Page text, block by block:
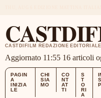
CASTDIFILM REDAZIONE EDITORIALE
Aggiornato 11:55 16 articoli
PAGIN
A
INIZIA
LE
CHI
SIA
MO
CO
NT
AT
TI
S
T
O
RI
A